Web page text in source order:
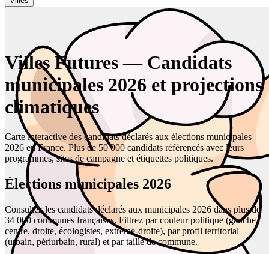
Villes Futures — Candidats
municipales 2026 et projections
climatiques
Carte interactive des candidats déclarés aux élections municipales
2026 en France. Plus de 50 000 candidats référencés avec leurs
programmes, sites de campagne et étiquettes politiques.
Élections municipales 2026
Consultez les candidats déclarés aux municipales 2026 dans plus de
34 000 communes françaises. Filtrez par couleur politique (gauche,
centre, droite, écologistes, extrême-droite), par profil territorial
(urbain, périurbain, rural) et par taille de commune.